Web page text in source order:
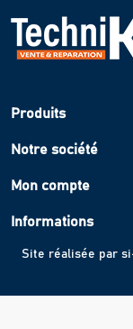
Produits
Notre société
Mon compte
Informations
Site réalisée par